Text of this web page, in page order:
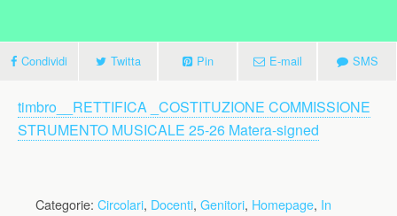
Condividi Twitta Pin E-mail SMS
timbro__RETTIFICA _COSTITUZIONE COMMISSIONE
STRUMENTO MUSICALE 25-26 Matera-signed
Categorie: Circolari, Docenti, Genitori, Homepage, In